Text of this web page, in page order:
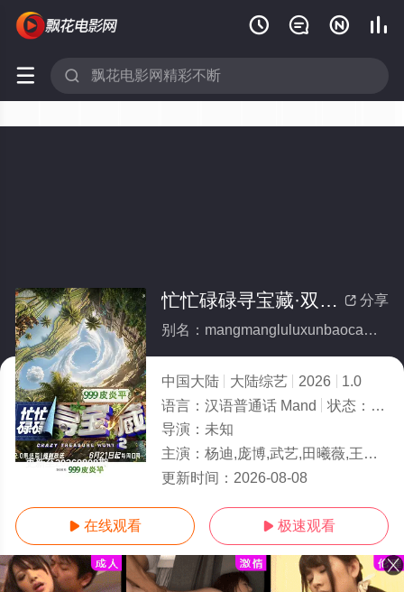
   
 
更新至20260808期
 分享
忙忙碌碌寻宝藏·双人成行季
别名：mangmangluluxunbaocangshuangrenchengxingji
中国大陆 大陆综艺 2026
1.0
语言： 汉语普通话 Mand 状态： 更新
导演： 未知
主演： 杨迪,庞博,武艺,田曦薇,王安宇,黄子弘凡,李维嘉,黄明昊,胡一天,吴昕,孙阳,孙阳,Sunny,Sun
更新时间： 2026-08-08
 在线观看  极速观看